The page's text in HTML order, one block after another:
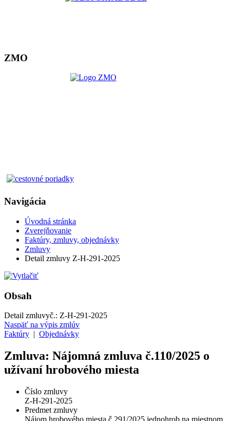
ZMO
Navigácia
Úvodná stránka
Zverejňovanie
Faktúry, zmluvy, objednávky
Zmluvy
Detail zmluvy Z-H-291-2025
Obsah
Detail zmluvyč.: Z-H-291-2025
Naspäť na výpis zmlúv
Faktúry | Objednávky
Zmluva: Nájomná zmluva č.110/2025 o
užívaní hrobového miesta
Číslo zmluvy
Z-H-291-2025
Predmet zmluvy
Nájom hrobového miesta č.291/2025 jednohrob na miestnom